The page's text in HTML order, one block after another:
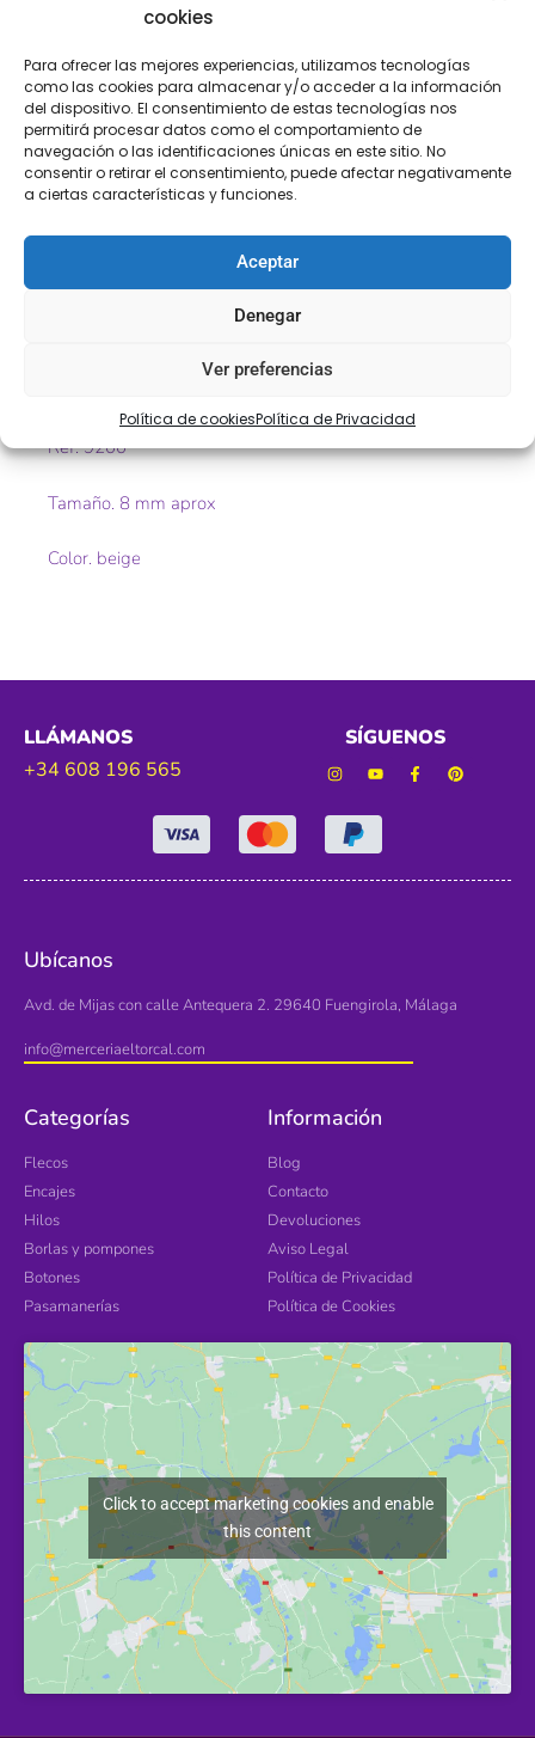
cookies
Para ofrecer las mejores experiencias, utilizamos tecnologías
como las cookies para almacenar y/o acceder a la información
del dispositivo. El consentimiento de estas tecnologías nos
permitirá procesar datos como el comportamiento de
navegación o las identificaciones únicas en este sitio. No
consentir o retirar el consentimiento, puede afectar negativamente
a ciertas características y funciones.
Aceptar
Denegar
Ver preferencias
Política de cookiesPolítica de Privacidad
COMPRA
SEGURA
ENVÍO 24-48H TIENDA FÍSICA
Información adicional
Ref. 9200
Tamaño. 8 mm aprox
Color. beige
LLÁMANOS
+34 608 196 565
SÍGUENOS
Ubícanos
Avd. de Mijas con calle Antequera 2. 29640 Fuengirola, Málaga
info@merceriaeltorcal.com
Categorías
Flecos
Encajes
Hilos
Borlas y pompones
Botones
Pasamanerías
Información
Blog
Contacto
Devoluciones
Aviso Legal
Política de Privacidad
Política de Cookies
Click to accept marketing cookies and enable
this content